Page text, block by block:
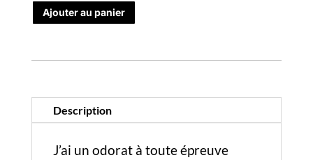
Ajouter au panier
Description
J’ai un odorat à toute épreuve